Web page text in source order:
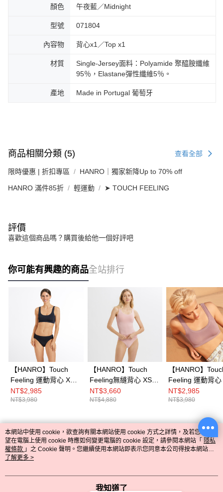
顏色 午夜藍／Midnight
型號 071804
內容物 背心x1／Top x1
材質
Single-Jersey面料：Polyamide 聚醯胺纖維
95％，Elastane彈性纖維5％。
產地 Made in Portugal 葡萄牙
商品相關分類 (5) 查看全部
限時優惠 | 折扣專區 HANRO｜獨家新降Up to 70% off
HANRO 滿件85折 輕運動 ➤ TOUCH FEELING
評價
喜歡這個商品嗎？購買後給他一個好評吧
你可能有興趣的商品全站排行
【HANRO】Touch
Feeling 運動背心 XS-L
(午夜藍)
NT$2,985
NT$3,980
【HANRO】Touch
Feeling無縫背心 XS-M
(杏粉)
NT$3,660
NT$4,880
【HANRO】
Feeling 運動背
(牡丹粉)
NT$2,985
NT$3,980
熱門標籤
本網站中使用 cookie，欲查詢有關本網站使用 cookie 方式之詳情，及若您不希
望在電腦上使用 cookie 時應如何變更電腦的 cookie 設定，請參閱本網站「 隱私
權條款 」之 Cookie 聲明。您繼續使用本網站即表示您同意本公司得按本網站使
用條款之 Cookie 聲明使用 cookie。
了解更多 >
我知道了